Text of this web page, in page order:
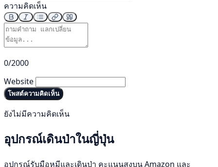
ความคิดเห็น
0/2000
Website
โพสต์ความคิดเห็น
ยังไม่มีความคิดเห็น
อุปกรณ์เดินป่าในญี่ปุ่น
อุปกรณ์รับมือหมีและเดินป่า คะแนนสูงบน Amazon และ